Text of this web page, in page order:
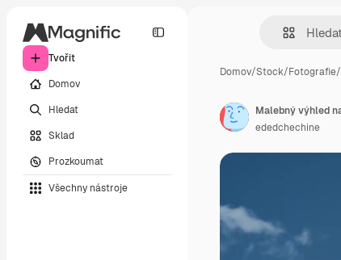
Tvořit
Domov
Hledat
Sklad
Prozkoumat
Všechny nástroje
Domov/Stock/Fotografie/
ededchechine